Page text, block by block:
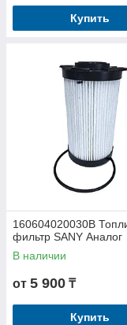
Купить
160604020030B
фильтр SANY Аналог
В наличии
от 5 900 ₸
Купить